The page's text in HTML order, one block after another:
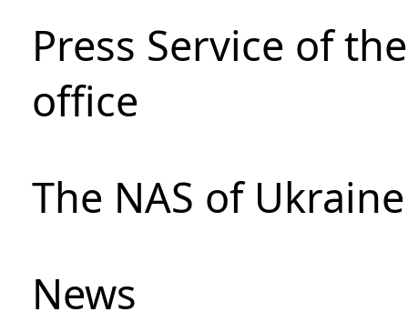
Press Service of
office
The NAS of
News